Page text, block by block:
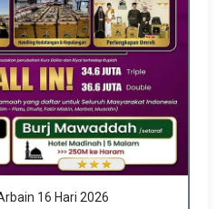
16 Hari 2026